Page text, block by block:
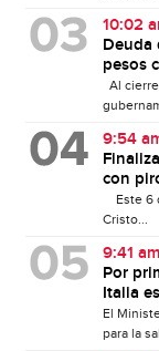
10:02
Deuda
pesos
Al
9:54
con
Este 6
Cristo...
9:41 am
Por
Italia
El
para la